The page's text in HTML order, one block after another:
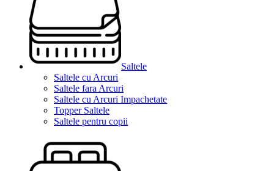
Saltele
Saltele cu Arcuri
Saltele fara Arcuri
Saltele cu Arcuri Impachetate
Topper Saltele
Saltele pentru copii